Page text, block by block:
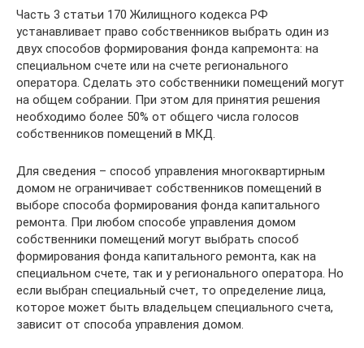
Часть 3 статьи 170 Жилищного кодекса РФ
устанавливает право собственников выбрать один из
двух способов формирования фонда капремонта: на
специальном счете или на счете регионального
оператора. Сделать это собственники помещений могут
на общем собрании. При этом для принятия решения
необходимо более 50% от общего числа голосов
собственников помещений в МКД.
Для сведения – способ управления многоквартирным
домом не ограничивает собственников помещений в
выборе способа формирования фонда капитального
ремонта. При любом способе управления домом
собственники помещений могут выбрать способ
формирования фонда капитального ремонта, как на
специальном счете, так и у регионального оператора. Но
если выбран специальный счет, то определение лица,
которое может быть владельцем специального счета,
зависит от способа управления домом.